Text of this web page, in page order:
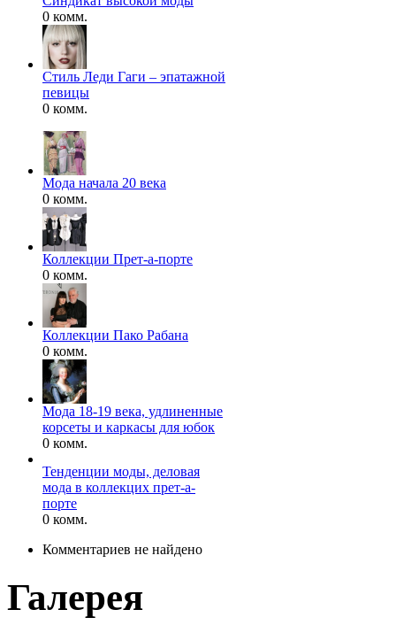
0 комм.
Стиль Леди Гаги – эпатажной
певицы
0 комм.
Мода начала 20 века
0 комм.
Коллекции Прет-а-порте
0 комм.
Коллекции Пако Рабана
0 комм.
Мода 18-19 века, удлиненные
корсеты и каркасы для юбок
0 комм.
Тенденции моды, деловая
мода в коллекцих прет-а-
порте
0 комм.
Комментариев не найдено
Галерея